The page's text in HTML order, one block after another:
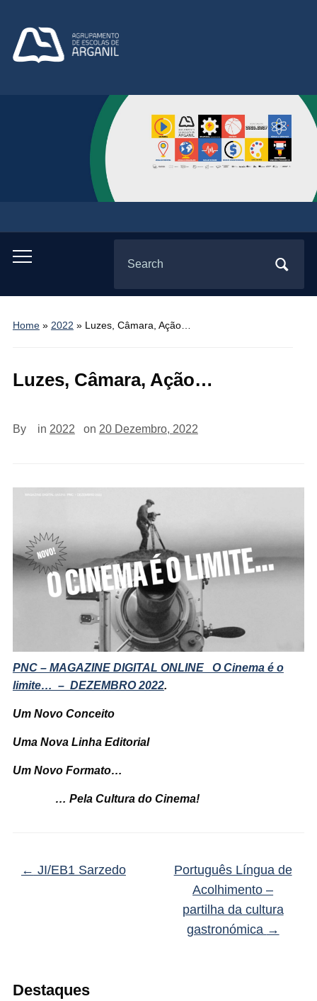
Toggle
menu
for:
Home» 2022 » Luzes, Câmara, Ação…
Destaques
Luzes, Câmara, Ação…
By in 2022 on 20 Dezembro, 2022
PNC – MAGAZINE DIGITAL ONLINE O Cinema é o
limite… – DEZEMBRO 2022.
Um Novo Conceito
Uma Nova Linha Editorial
Um NovoFormato…
… Pela Cultura do Cinema!
← JI/EB1 Sarzedo
Português Língua de
Acolhimento –
partilha da cultura
gastronómica →